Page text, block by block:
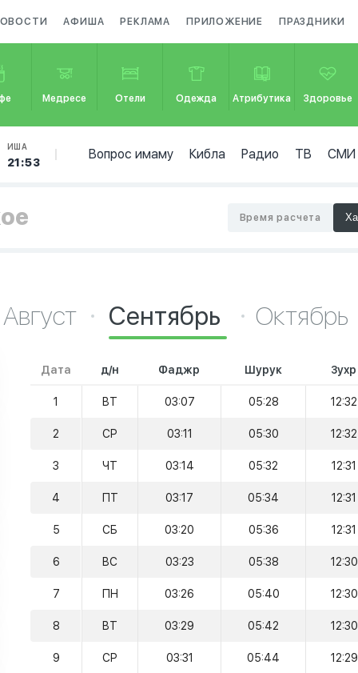
АФИША РЕКЛАМА ПРИЛОЖЕНИЕ ПРАЗДНИКИ
Медресе Отели Одежда Атрибутика Здоровье
ИША
21:53
Вопрос имаму Кибла Радио ТВ СМИ
Время расчета
Август Сентябрь Октябрь
Дата д/н Фаджр Шурук Зухр
1 ВТ 03:07 05:28 12:32
2 СР 03:11 05:30 12:32
3 ЧТ 03:14 05:32 12:31
4 ПТ 03:17 05:34 12:31
5 СБ 03:20 05:36 12:31
6 ВС 03:23 05:38 12:30
7 ПН 03:26 05:40 12:30
8 ВТ 03:29 05:42 12:30
9 СР 03:31 05:44 12:29